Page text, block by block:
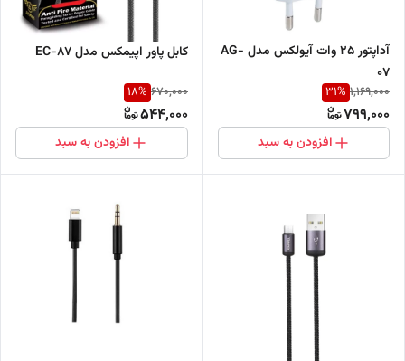
آداپتور 25 وات آیولکس مدل AG-
07
1,169,000
31%
799,000
افزودن به سبد
کابل پاور اپیمکس مدل EC-87
670,000
18%
544,000
افزودن به سبد